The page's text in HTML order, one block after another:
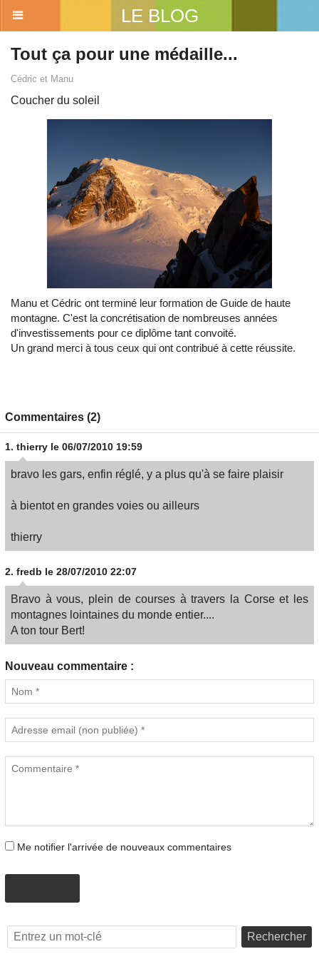
LE BLOG
Tout ça pour une médaille...
Cédric et Manu
Coucher du soleil
Manu et Cédric ont terminé leur formation de Guide de haute
montagne. C'est la concrétisation de nombreuses années
d'investissements pour ce diplôme tant convoité.
Un grand merci à tous ceux qui ont contribué à cette réussite.
Commentaires (2)
1. thierry le 06/07/2010 19:59
bravo les gars, enfin réglé, y a plus qu'à se faire plaisir
à bientot en grandes voies ou ailleurs
thierry
2. fredb le 28/07/2010 22:07
Bravo à vous, plein de courses à travers la Corse et les
montagnes lointaines du monde entier....
A ton tour Bert!
Nouveau commentaire :
Me notifier l'arrivée de nouveaux commentaires
Rechercher